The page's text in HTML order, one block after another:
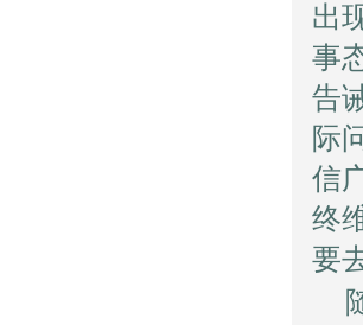
出
事
告
际
信
终
要